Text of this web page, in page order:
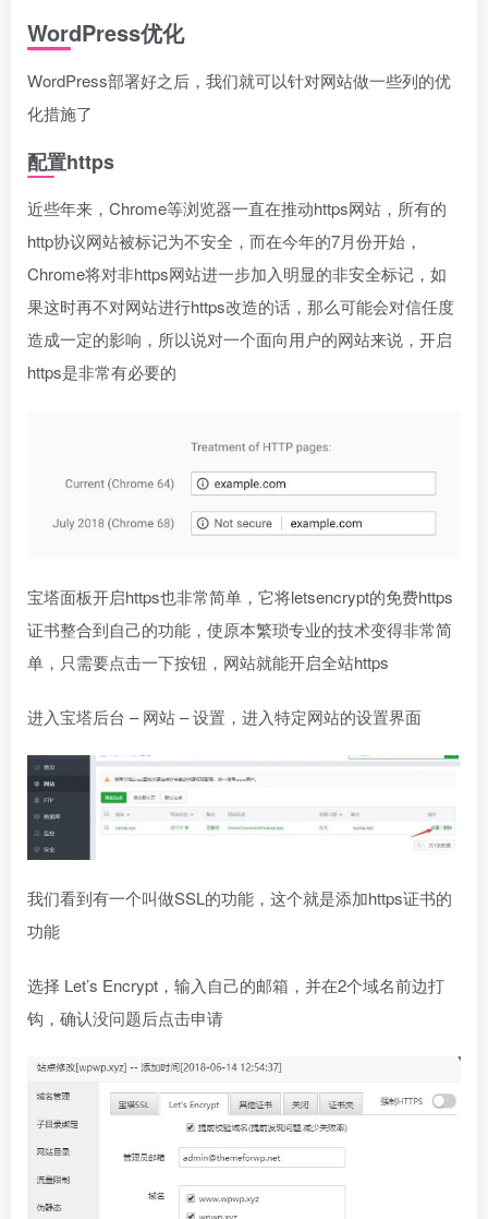
WordPress优化
WordPress部署好之后，我们就可以针对网站做一些列的优
化措施了
配置https
近些年来，Chrome等浏览器一直在推动https网站，所有的
http协议网站被标记为不安全，而在今年的7月份开始，
Chrome将对非https网站进一步加入明显的非安全标记，如
果这时再不对网站进行https改造的话，那么可能会对信任度
造成一定的影响，所以说对一个面向用户的网站来说，开启
https是非常有必要的
宝塔面板开启https也非常简单，它将letsencrypt的免费https
证书整合到自己的功能，使原本繁琐专业的技术变得非常简
单，只需要点击一下按钮，网站就能开启全站https
进入宝塔后台 – 网站 – 设置，进入特定网站的设置界面
我们看到有一个叫做SSL的功能，这个就是添加https证书的
功能
选择 Let’s Encrypt，输入自己的邮箱，并在2个域名前边打
钩，确认没问题后点击申请